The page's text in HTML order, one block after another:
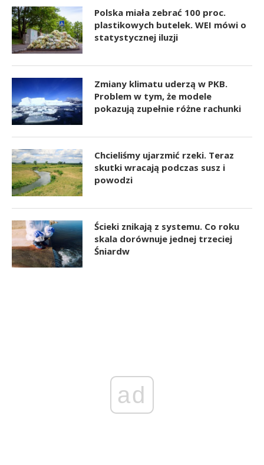
Polska miała zebrać 100 proc.
plastikowych butelek. WEI mówi o
statystycznej iluzji
Zmiany klimatu uderzą w PKB.
Problem w tym, że modele
pokazują zupełnie różne rachunki
Chcieliśmy ujarzmić rzeki. Teraz
skutki wracają podczas susz i
powodzi
Ścieki znikają z systemu. Co roku
skala dorównuje jednej trzeciej
Śniardw
ad